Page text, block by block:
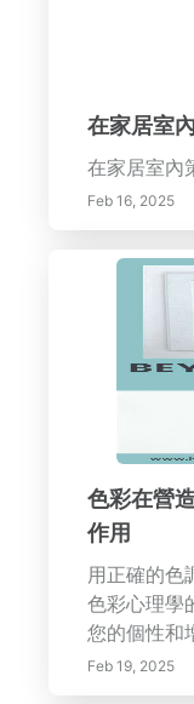
標題：最大
面布局，並
射表面以增
光線和提高
的景觀- 了
的家中- 選
物- 利用戶
間。行動
您的家轉
今天就開
在家居室
在家居室內
Feb 16, 2025
色彩在營
作用
用正確的色
色彩心理學
您的個性和
用色彩組合
諧且視覺上
Feb 19, 2025